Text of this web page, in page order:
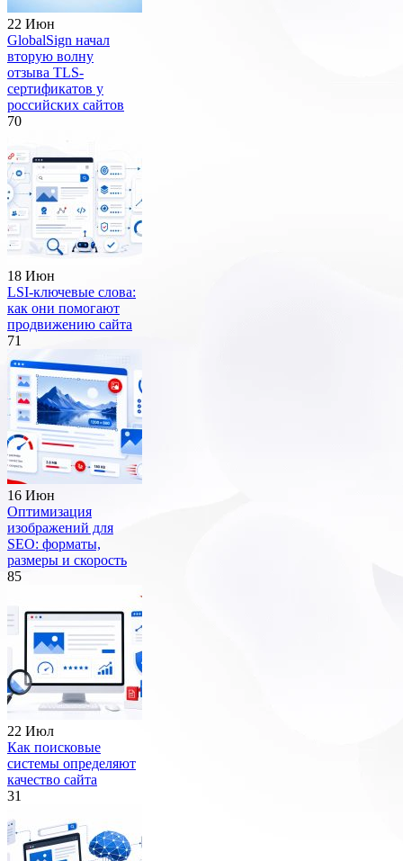
22 Июн
GlobalSign начал
вторую волну
отзыва TLS-
сертификатов у
российских сайтов
70
18 Июн
LSI-ключевые слова:
как они помогают
продвижению сайта
71
16 Июн
Оптимизация
изображений для
SEO: форматы,
размеры и скорость
85
22 Июл
Как поисковые
системы определяют
качество сайта
31